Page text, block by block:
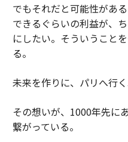
でもそれだと可能性があ
できるぐらいの利益が、
にしたい。そういうこと
る。
未来を作りに、パリへ行く
その想いが、1000年先に
繋がっている。